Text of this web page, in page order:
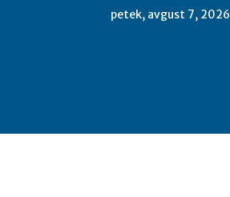
petek, avgust 7, 2026